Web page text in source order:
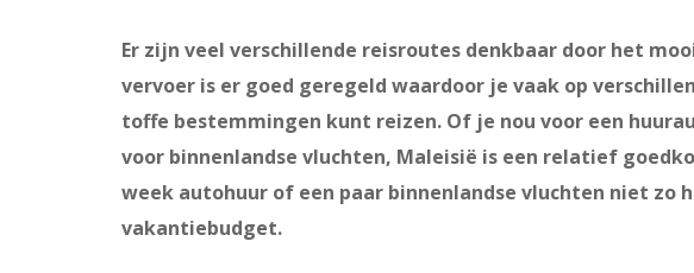
Er zijn veel verschillende reisroutes denkbaar door het
vervoer is er goed geregeld waardoor je vaak op
toffe bestemmingen kunt reizen. Of je nou voor een
voor binnenlandse vluchten, Maleisië is een relatief
week autohuur of een paar binnenlandse vluchten niet zo
vakantiebudget.